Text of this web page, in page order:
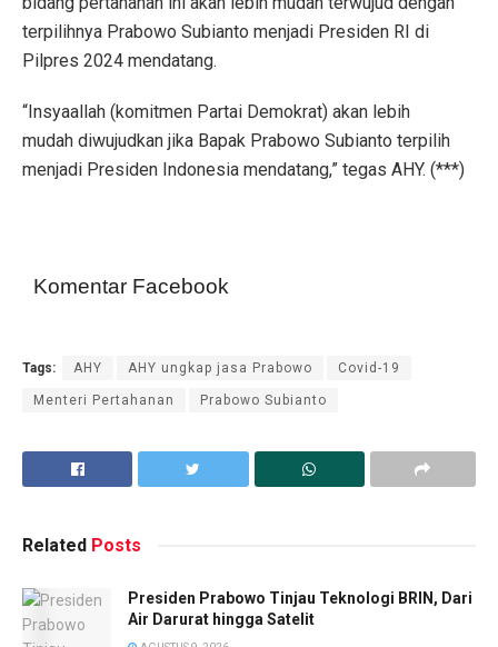
terpilihnya Prabowo Subianto menjadi Presiden RI di
Pilpres 2024 mendatang.
“Insyaallah (komitmen Partai Demokrat) akan lebih
mudah diwujudkan jika Bapak Prabowo Subianto terpilih
menjadi Presiden Indonesia mendatang,” tegas AHY. (***)
Komentar Facebook
Tags: AHY AHY ungkap jasa Prabowo Covid-19
Menteri Pertahanan Prabowo Subianto
Related Posts
Presiden Prabowo Tinjau Teknologi BRIN, Dari
Air Darurat hingga Satelit